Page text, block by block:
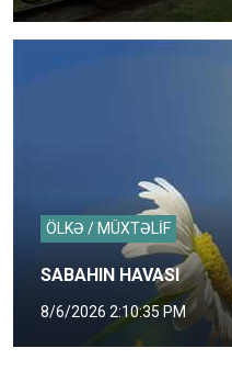
ÖLKƏ / MÜXTƏLİF
SABAHIN HAVASI
8/6/2026 2:10:35 PM